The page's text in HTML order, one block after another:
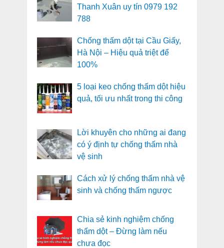
Thanh Xuân uy tín 0979 192
788
Chống thấm dột tại Cầu Giấy,
Hà Nội – Hiệu quả triệt để
100%
5 loại keo chống thấm dột hiệu
quả, tối ưu nhất trong thi công
Lời khuyên cho những ai đang
có ý định tự chống thấm nhà
vệ sinh
Cách xử lý chống thấm nhà vệ
sinh và chống thấm ngược
Chia sẻ kinh nghiệm chống
thấm dột – Đừng làm nếu
chưa đọc